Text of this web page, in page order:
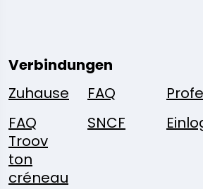
Verbindungen
Zuhause
FAQ
FAQ
Troov
ton
créneau
SNCF